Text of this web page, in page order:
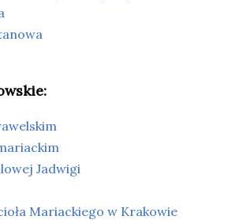
Jadwigi
Mariackiego w Krakowie